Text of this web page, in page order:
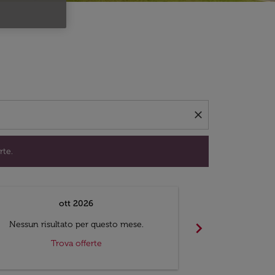
close
trovare offerte.
ott 2026
Nessun risultato per questo mese.
Trova offerte
chevron_right